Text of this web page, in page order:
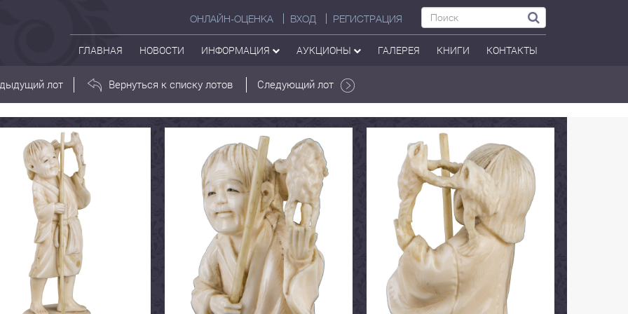
ОНЛАЙН-ОЦЕНКА ВХОД РЕГИСТРАЦИЯ
ГЛАВНАЯ НОВОСТИ ИНФОРМАЦИЯ АУКЦИОНЫ ГАЛЕРЕЯ КНИГИ КОНТАКТЫ
лот Вернуться к списку лотов Следующий лот